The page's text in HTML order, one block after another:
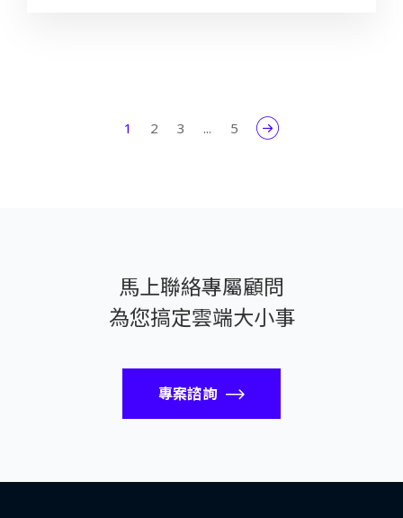
1 2 3 ... 5
馬上聯絡專屬顧問
為您搞定雲端大小事
專案諮詢